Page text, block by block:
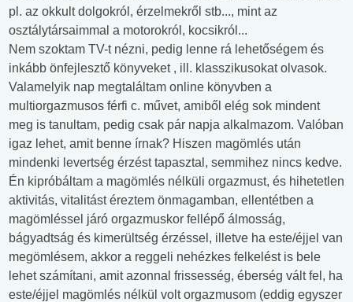
pl. az okkult dolgokról, érzelmekről stb..., mint az
osztálytársaimmal a motorokról, kocsikról...
Nem szoktam TV-t nézni, pedig lenne rá lehetőségem és
inkább önfejlesztő könyveket , ill. klasszikusokat olvasok.
Valamelyik nap megtaláltam online könyvben a
multiorgazmusos férfi c. művet, amiből elég sok mindent
meg is tanultam, pedig csak pár napja alkalmazom. Valóban
igaz lehet, amit benne írnak? Hiszen magömlés után
mindenki levertség érzést tapasztal, semmihez nincs kedve.
Én kipróbáltam a magömlés nélküli orgazmust, és hihetetlen
aktivitás, vitalitást éreztem önmagamban, ellentétben a
magömléssel járó orgazmuskor fellépő álmosság,
bágyadtság és kimerültség érzéssel, illetve ha este/éjjel van
megömlésem, akkor a reggeli nehézkes felkelést is bele
lehet számítani, amit azonnal frissesség, éberség vált fel, ha
este/éjjel magömlés nélkül volt orgazmusom (eddig egyszer